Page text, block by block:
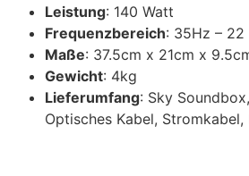
Leistung: 140 Watt
Frequenzbereich: 35Hz – 22
Maße: 37.5cm x 21cm x
Gewicht: 4kg
Lieferumfang: Sky
Optisches Kabel,